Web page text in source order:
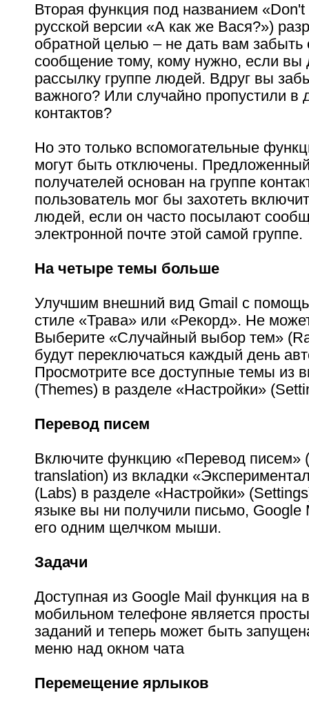
Вторая функция под названием
русской версии «А как же Вася?»)
обратной целью – не дать вам забыть
сообщение тому, кому нужно, если вы
рассылку группе людей. Вдруг вы
важного? Или случайно пропустили в
контактов?
Но это только вспомогательные
могут быть отключены.
получателей основан на группе
пользователь мог бы захотеть
людей, если он часто посылают
электронной почте этой самой группе.
На четыре темы больше
Улучшим внешний вид Gmail с
стиле «Трава» или «Рекорд». Не
Выберите «Случайный выбор тем»
будут переключаться каждый день
Просмотрите все доступные темы из
(Themes) в разделе «Настройки»
Перевод писем
Включите функцию «Перевод писем»
translation) из вкладки
(Labs) в разделе «Настройки»
языке вы ни получили письмо, Google
его одним щелчком мыши.
Задачи
Доступная из Google Mail функция на
мобильном телефоне является
заданий и теперь может быть
меню над окном чата
Перемещение ярлыков